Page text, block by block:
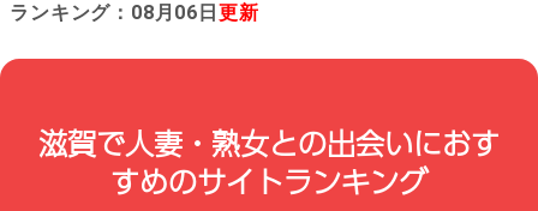
ランキング：08月06日 更新
滋賀で人妻・熟女との出会いにおす
すめのサイトランキング